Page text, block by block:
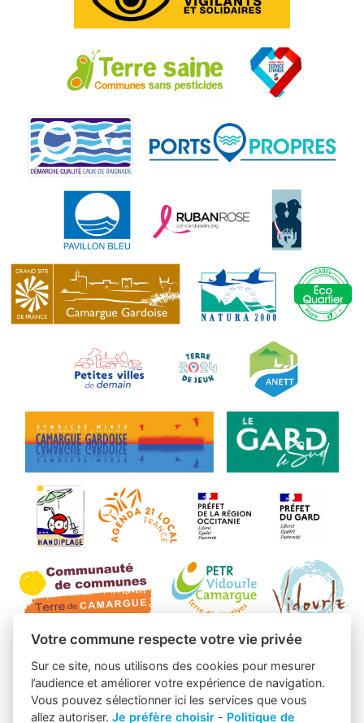
Votre commune respecte votre vie privée
Sur ce site, nous utilisons des cookies pour mesurer
l’audience et améliorer votre expérience de navigation.
Vous pouvez sélectionner ici les services que vous
allez autoriser.Je préfère choisir - Politique de